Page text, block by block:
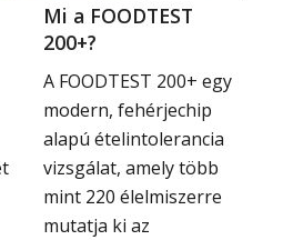
Mi a FOODTEST
200+?
A FOODTEST 200+ egy
modern, fehérjechip
alapú ételintolerancia
vizsgálat, amely több
mint 220 élelmiszerre
mutatja ki az